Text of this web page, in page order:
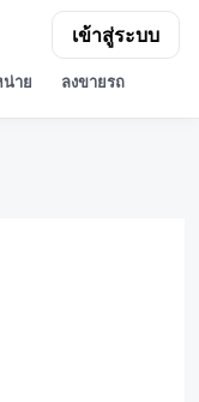
าย ลงขายรถ
เข้าสู่ระบบ